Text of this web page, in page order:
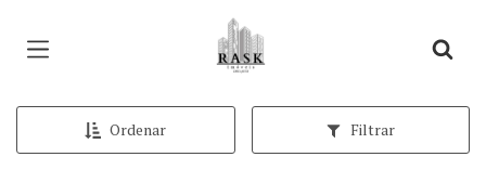
Página inicial
Ordenar Filtrar